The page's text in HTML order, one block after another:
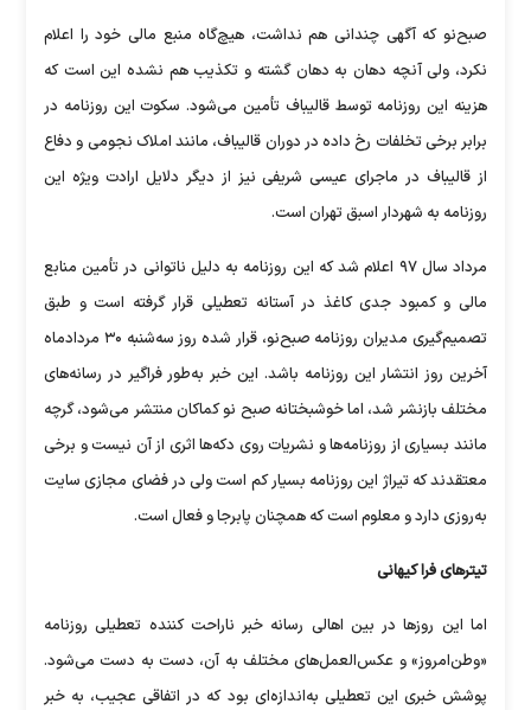
صبح‌نو که آگهی چندانی هم نداشت، هیچ‌گاه منبع مالی خود را اعلام
نکرد، ولی آنچه دهان به دهان گشته و تکذیب هم نشده این است که
هزینه این روزنامه توسط قالیباف تأمین می‌شود. سکوت این روزنامه در
برابر برخی تخلفات رخ داده در دوران قالیباف، مانند املاک نجومی و دفاع
از قالیباف در ماجرای عیسی شریفی نیز از دیگر دلایل ارادت ویژه این
روزنامه به شهردار اسبق تهران است.
مرداد سال ۹۷ اعلام شد که این روزنامه به دلیل ناتوانی در تأمین منابع
مالی و کمبود جدی کاغذ در آستانه تعطیلی قرار گرفته است و طبق
تصمیم‌گیری مدیران روزنامه صبح‌نو، قرار شده روز سه‌شنبه ۳۰ مردادماه
آخرین روز انتشار این روزنامه باشد. این خبر به‌طور فراگیر در رسانه‌های
مختلف بازنشر شد، اما خوشبختانه صبح نو کماکان منتشر می‌شود، گرچه
مانند بسیاری از روزنامه‌ها و نشریات روی دکه‌ها اثری از آن نیست و برخی
معتقدند که تیراژ این روزنامه بسیار کم است ولی در فضای مجازی سایت
به‌روزی دارد و معلوم است که همچنان پابرجا و فعال است.
تیترهای فرا کیهانی
اما این روزها در بین اهالی رسانه خبر ناراحت کننده تعطیلی روزنامه
«وطن‌امروز» و عکس‌العمل‌های مختلف به آن، دست به دست می‌شود.
پوشش خبری این تعطیلی به‌اندازه‌ای بود که در اتفاقی عجیب، به خبر